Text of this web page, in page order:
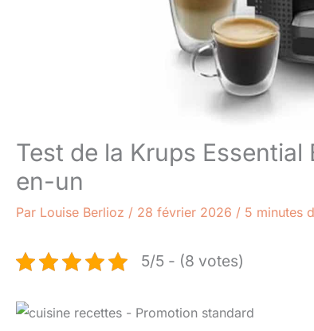
Test de la Krups
en-un
Par Louise Berlioz / 28 février 2026 / 5 minutes
5/5 - (8 votes)